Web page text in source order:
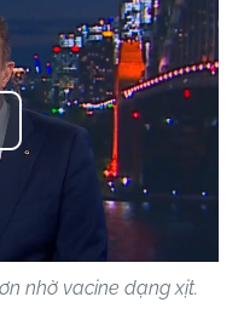
nhờ vacine dạng xịt.